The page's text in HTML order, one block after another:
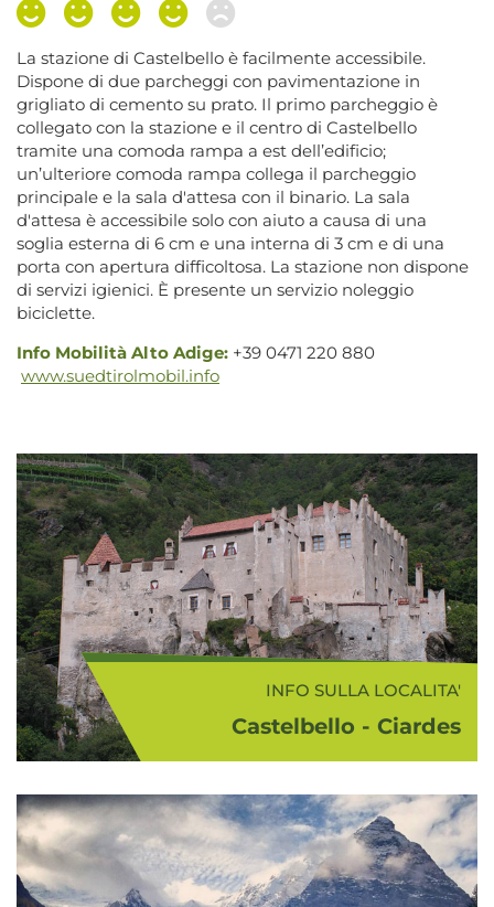
La stazione di Castelbello è facilmente accessibile.
Dispone di due parcheggi con pavimentazione in
grigliato di cemento su prato. Il primo parcheggio è
collegato con la stazione e il centro di Castelbello
tramite una comoda rampa a est dell’edificio;
un’ulteriore comoda rampa collega il parcheggio
principale e la sala d'attesa con il binario. La sala
d'attesa è accessibile solo con aiuto a causa di una
soglia esterna di 6 cm e una interna di 3 cm e di una
porta con apertura difficoltosa. La stazione non dispone
di servizi igienici. È presente un servizio noleggio
biciclette.
Info Mobilità Alto Adige: +39 0471 220 880
www.suedtirolmobil.info
INFO SULLA LOCALITA'
Castelbello - Ciardes
Ciardes (580 m s.l.m.) si trovano
nella bassa Val Venosta e offrono
un paesaggio caratterizzato dai
vigneti sui pendii e dai rigogliosi
frutteti a val...